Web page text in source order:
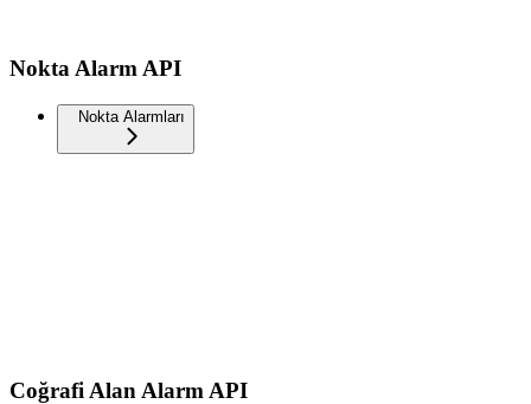
Nokta Alarm API
Nokta Alarmları
Coğrafi Alan Alarm API